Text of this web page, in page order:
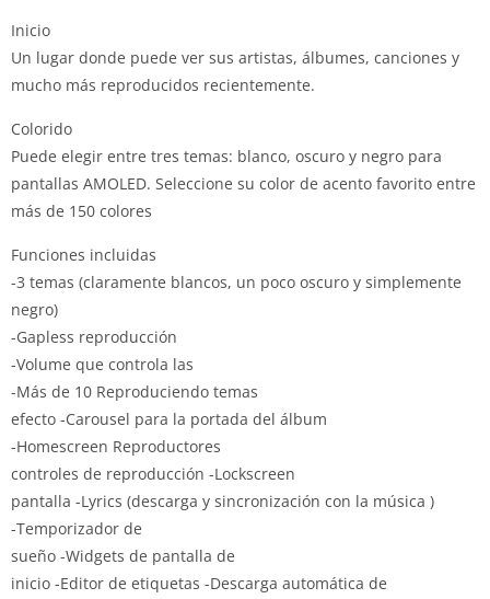
Inicio
Un lugar donde puede ver sus artistas, álbumes, canciones y
mucho más reproducidos recientemente.
Colorido
Puede elegir entre tres temas: blanco, oscuro y negro para
pantallas AMOLED. Seleccione su color de acento favorito entre
más de 150 colores
Funciones incluidas
-3 temas (claramente blancos, un poco oscuro y simplemente
negro)
-Gapless reproducción
-Volume que controla las
-Más de 10 Reproduciendo temas
efecto -Carousel para la portada del álbum
-Homescreen Reproductores
controles de reproducción -Lockscreen
pantalla -Lyrics (descarga y sincronización con la música )
-Temporizador de
sueño -Widgets de pantalla de
inicio -Editor de etiquetas -Descarga automática de